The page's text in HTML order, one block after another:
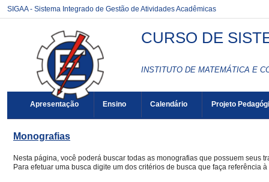
SIGAA - Sistema Integrado de Gestão de Atividades Acadêmicas
CURSO DE
INSTITUTO DE MATEMÁTICA E
Apresentação Ensino Calendário Projeto
Monografias
Nesta página, você poderá buscar todas as monografias que possuem seus
Para efetuar uma busca digite um dos critérios de busca que faça referência